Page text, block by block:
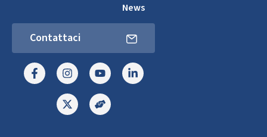
News
Contattaci